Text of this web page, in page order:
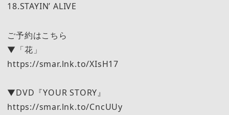
18.STAYIN’ ALIVE
ご予約はこちら
▼「花」
https://smar.lnk.to/XIsH17
▼DVD『YOUR STORY』
https://smar.lnk.to/CncUUy